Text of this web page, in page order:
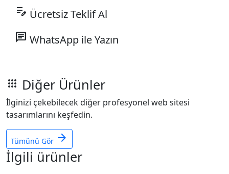
edit_note Ücretsiz Teklif Al
chat WhatsApp ile Yazın
apps Diğer Ürünler
İlginizi çekebilecek diğer profesyonel web sitesi
tasarımlarını keşfedin.
Tümünü Gör arrow_forward
İlgili ürünler